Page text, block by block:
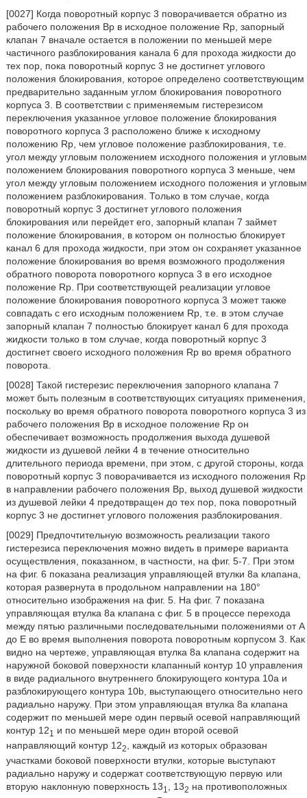
[0027] Когда поворотный корпус 3 поворачивается обратно из
рабочего положения Bp в исходное положение Rp, запорный
клапан 7 вначале остается в положении по меньшей мере
частичного разблокирования канала 6 для прохода жидкости до
тех пор, пока поворотный корпус 3 не достигнет углового
положения блокирования, которое определено соответствующим
предварительно заданным углом блокирования поворотного
корпуса 3. В соответствии с применяемым гистерезисом
переключения указанное угловое положение блокирования
поворотного корпуса 3 расположено ближе к исходному
положению Rp, чем угловое положение разблокирования, т.е.
угол между угловым положением исходного положения и угловым
положением блокирования поворотного корпуса 3 меньше, чем
угол между угловым положением исходного положения и угловым
положением разблокирования. Только в том случае, когда
поворотный корпус 3 достигнет углового положения
блокирования или перейдет его, запорный клапан 7 займет
положение блокирования, в котором он полностью блокирует
канал 6 для прохода жидкости, при этом он сохраняет указанное
положение блокирования во время возможного продолжения
обратного поворота поворотного корпуса 3 в его исходное
положение Rp. При соответствующей реализации угловое
положение блокирования поворотного корпуса 3 может также
совпадать с его исходным положением Rp, т.е. в этом случае
запорный клапан 7 полностью блокирует канал 6 для прохода
жидкости только в том случае, когда поворотный корпус 3
достигнет своего исходного положения Rp во время обратного
поворота.
[0028] Такой гистерезис переключения запорного клапана 7
может быть полезным в соответствующих ситуациях применения,
поскольку во время обратного поворота поворотного корпуса 3 из
рабочего положения Bp в исходное положение Rp он
обеспечивает возможность продолжения выхода душевой
жидкости из душевой лейки 4 в течение относительно
длительного периода времени, при этом, с другой стороны, когда
поворотный корпус 3 поворачивается из исходного положения Rp
в направлении рабочего положения Bp, выход душевой жидкости
из душевой лейки 4 предотвращен до тех пор, пока поворотный
корпус 3 не достигнет углового положения разблокирования.
[0029] Предпочтительную возможность реализации такого
гистерезиса переключения можно видеть в примере варианта
осуществления, показанном, в частности, на фиг. 5-7. При этом
на фиг. 6 показана реализация управляющей втулки 8а клапана,
которая развернута в продольном направлении на 180°
относительно изображения на фиг. 5. На фиг. 7 показана
управляющая втулка 8а клапана с фиг. 5 в процессе перехода
между пятью различными последовательными положениями от А
до Е во время выполнения поворота поворотным корпусом 3. Как
видно на чертеже, управляющая втулка 8а клапана содержит на
наружной боковой поверхности клапанный контур 10 управления
в виде радиального внутреннего блокирующего контура 10а и
разблокирующего контура 10b, выступающего относительно него
радиально наружу. При этом управляющая втулка 8а клапана
содержит по меньшей мере один первый осевой направляющий
контур 121
и по меньшей мере один второй осевой
направляющий контур 122
, каждый из которых образован
участками боковой поверхности втулки, которые выступают
радиально наружу и содержат соответствующую первую или
вторую наклонную поверхность 131 , 132 на противоположных